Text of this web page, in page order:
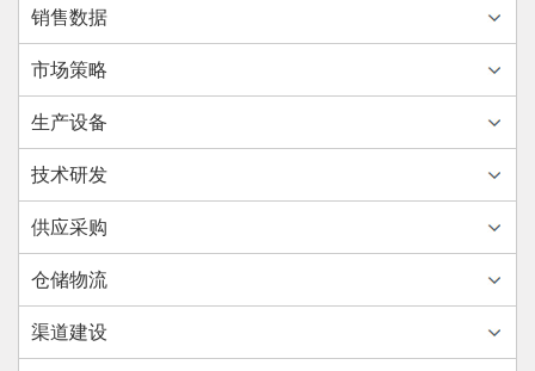
销售数据
市场策略
生产设备
技术研发
供应采购
仓储物流
渠道建设